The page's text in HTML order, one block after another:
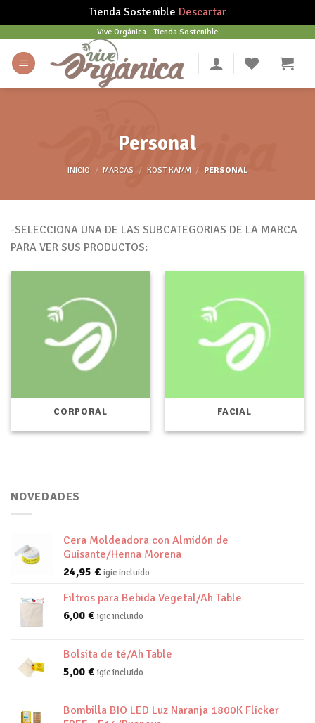
Tienda Sostenible Descartar
content
. Vive Orgánica - Tienda Sostenible .
Personal
INICIO / MARCAS / KOST KAMM / PERSONAL
-SELECCIONA UNA DE LAS SUBCATEGORIAS DE LA MARCA
PARA VER SUS PRODUCTOS:
CORPORAL FACIAL
NOVEDADES
Cera Moldeadora con Almidón de
Guisante/Henna Morena
24,95 € igic incluido
Filtros para Bebida Vegetal/Ah Table
6,00 € igic incluido
Bolsita de té/Ah Table
5,00 € igic incluido
Bombilla BIO LED Luz Naranja 1800K Flicker